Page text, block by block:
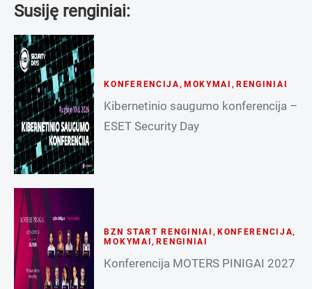
Susiję renginiai:
KONFERENCIJA , MOKYMAI , RENGINIAI
Kibernetinio saugumo konferencija –
ESET Security Day
BZN START RENGINIAI , KONFERENCIJA,
MOKYMAI ,RENGINIAI
Konferencija MOTERS PINIGAI 2027